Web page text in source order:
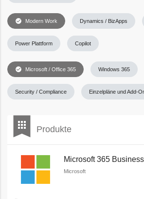
check_circle Modern Work
check_circle Microsoft / Office 365 Windows 365
Security / Compliance Einzelpläne und Add-
Dynamics / BizApps
Power Plattform Copilot
bookmark
apps Produkte
Microsoft 365
Microsoft